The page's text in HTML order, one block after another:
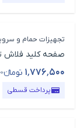
تجهیزات حمام و
صفحه کلید فلاش
۱٬۷۷۶٬۵۰۰ تومانء
قیمت محصول
پرداخت قسطی